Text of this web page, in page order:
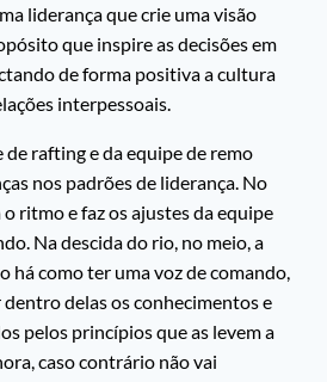
liderança que crie uma visão
que inspire as decisões em
de forma positiva a cultura
interpessoais.
rafting e da equipe de remo
nos padrões de liderança. No
ritmo e faz os ajustes da equipe
Na descida do rio, no meio, a
há como ter uma voz de comando,
dentro delas os conhecimentos e
pelos princípios que as levem a
caso contrário não vai